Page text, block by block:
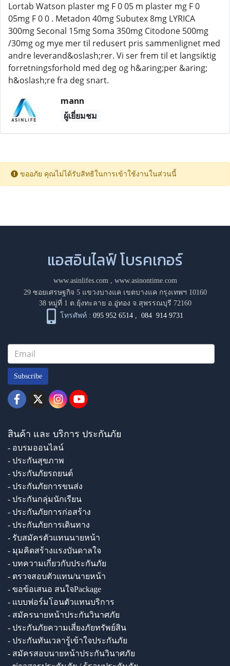
Lortab Watson plaster mg F 0 05 m plaster mg F 0
05mg F 0 0 . Metadon 40mg Subutex 8mg LYRICA
300mg Seconal 15mg Soma 350mg Citodone 500mg
/30mg og mye mer til redusert pris sammenlignet med
andre leverand&oslash;rer. Vi ser frem til et langsiktig
forretningsforhold med deg og h&aring;per &aring;
h&oslash;re fra deg snart.
mann
ผู้เยี่ยมชม
ขออภัย คุณไม่ได้รับสิทธิในการเข้าใช้งานในส่วนนี้
แอสอินไลฟ์ โบรคเกอร์
www.asinlifes.com, www.asinontime.com
29 ซอยเศรษฐกิจ 5 แขวงบางแค เขตบางแค กรุงเทพฯ 10160
38 หมู่ที่ 1 ต.ยุ้งทะลาย อ.อู่ทอง จ.สุพรรณบุรี 72160
โทรศัพท์ : 095 952 6514 ,084 914 9731
Subscribe
สินค้า และ บริการ ประกันภัย
- อบรมออนไลน์
- ประกันสุขภาพ
- ประกันภัยรถยนต์
- ประกันภัยการขนส่ง
- ประกันกลุ่มนักเรียน
- ประกันภัยการก่อสร้าง
- ประกันภัยการเดินทาง
- รับสมัครตัวแทนนายหน้า
- มุมคิดสร้างแรงบันดาลใจ
- บทความเกี่ยวกับประกันภัย
- ตรวจสอบตัวแทน/นายหน้า
- ขอข้อเสนอ สนใจPackage
- แบบฟอร์มโอนตัวแทนบริการ
- สมัครนายหน้าประกันวินาศภัย
- ประกันภัยความเสี่ยงภัยทรัพย์สิน
- ประกันทันเวลารู้เข้าใจประกันภัย
- สมัครสอบนายหน้าประกันวินาศภัย